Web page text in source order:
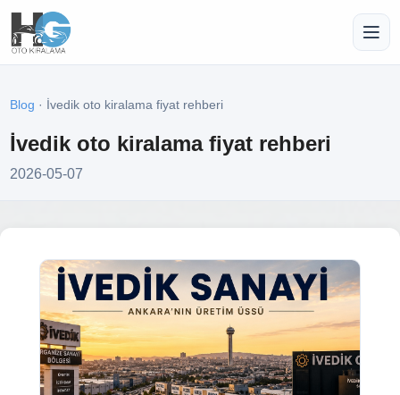
Blog · İvedik oto kiralama fiyat rehberi
İvedik oto kiralama fiyat rehberi
2026-05-07